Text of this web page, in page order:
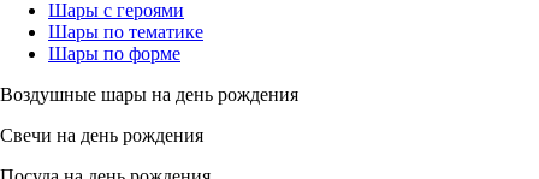
Шары с героями
Шары по тематике
Шары по форме
Воздушные шары на день рождения
Свечи на день рождения